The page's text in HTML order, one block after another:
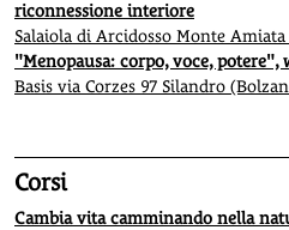
riconnessione interiore
Salaiola di Arcidosso Monte Amiata
"Menopausa: corpo, voce, potere",
Basis via Corzes 97 Silandro
Corsi
Cambia vita camminando nella